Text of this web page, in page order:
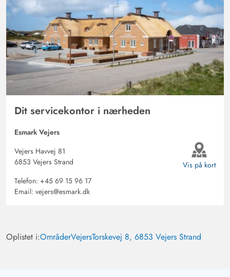
Dit servicekontor i nærheden
Esmark Vejers
Vejers Havvej 81
6853 Vejers Strand
Telefon: +45 69 15 96 17
Email: vejers@esmark.dk
Vis på kort
Oplistet i:OmråderVejersTorskevej 8, 6853 Vejers Strand